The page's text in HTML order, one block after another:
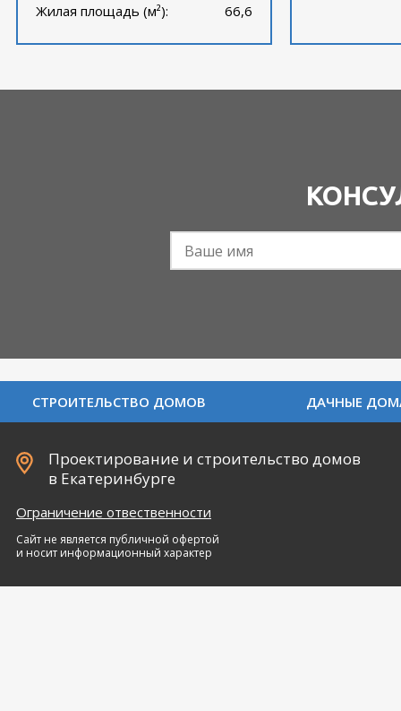
Жилая площадь (м²):
66,6
СТРОИТЕЛЬСТВО ДОМОВ ДАЧНЫЕ
Проектирование и строительство домов
в Екатеринбурге
Ограничение отвественности
Сайт не является публичной офертой
и носит информационный характер